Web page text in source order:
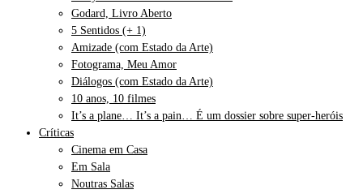
Godard, Livro Aberto
5 Sentidos (+ 1)
Amizade (com Estado da Arte)
Fotograma, Meu Amor
Diálogos (com Estado da Arte)
10 anos, 10 filmes
It’s a plane… It’s a pain… É um dossier sobre super-heróis
Críticas
Cinema em Casa
Em Sala
Noutras Salas